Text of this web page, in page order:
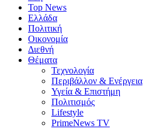
Top News
Ελλάδα
Πολιτική
Οικονομία
Διεθνή
Θέματα
Τεχνολογία
Περιβάλλον & Ενέργεια
Υγεία & Επιστήμη
Πολιτισμός
Lifestyle
PrimeNews TV